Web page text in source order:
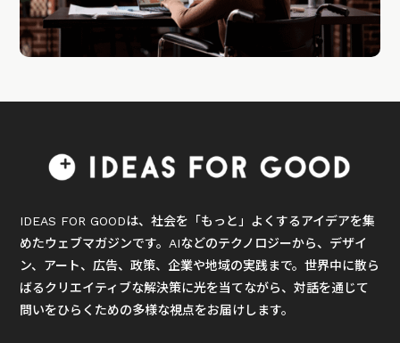
IDEAS FOR GOODは、社会を「もっと」よくするアイデアを集
めたウェブマガジンです。AIなどのテクノロジーから、デザイ
ン、アート、広告、政策、企業や地域の実践まで。世界中に散ら
ばるクリエイティブな解決策に光を当てながら、対話を通じて
問いをひらくための多様な視点をお届けします。